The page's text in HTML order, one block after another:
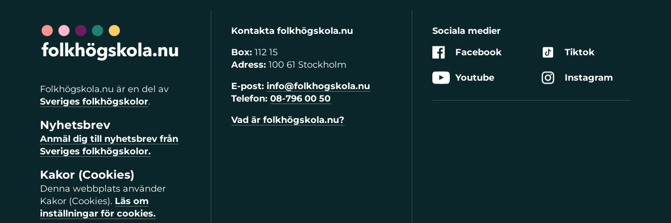
Folkhögskola.nu är en del av
Sveriges folkhögskolor.
Nyhetsbrev
Anmäl dig till nyhetsbrev från
Sveriges folkhögskolor.
Kakor (Cookies)
Denna webbplats använder
Kakor (Cookies). Läs om
inställningar för cookies.
Kontakta folkhögskola.nu
Box:112 15
Adress: 100 61 Stockholm
E-post: info@folkhogskola.nu
Telefon: 08-796 00 50
Vad är folkhögskola.nu?
Sociala medier
Facebook
Youtube
Tiktok
Instagram